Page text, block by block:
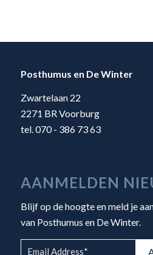
Posthumus en De Winter
Zwartelaan 22
2271 BR Voorburg
tel. 070 - 386 73 63
AANMELDEN
Blijf op de hoogte en meld je
van Posthumus en De Winter.